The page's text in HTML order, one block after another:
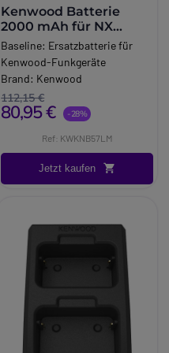
TK-D340E
Kenwood Batterie
2000 mAh für NX
220E3 - 320E3
Baseline: Ersatzbatterie für
Kenwood-Funkgeräte
Brand: Kenwood
112,15 €
80,95 € -28%
Ref: KWKNB57LM
Jetzt kaufen